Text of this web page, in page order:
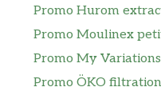
Promo Hurom
Promo Moulinex
Promo My
Promo ÖKO